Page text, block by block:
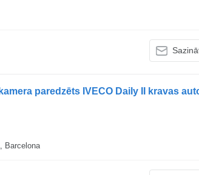
paredzēts IVECO Daily II kravas
Barcelona